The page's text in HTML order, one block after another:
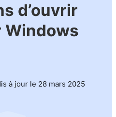
d’ouvrir
Windows
à jour le 28 mars 2025